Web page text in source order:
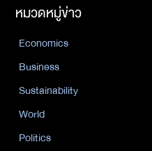
หมวดหมู่ข่าว
Economics
Business
Sustainability
World
Politics